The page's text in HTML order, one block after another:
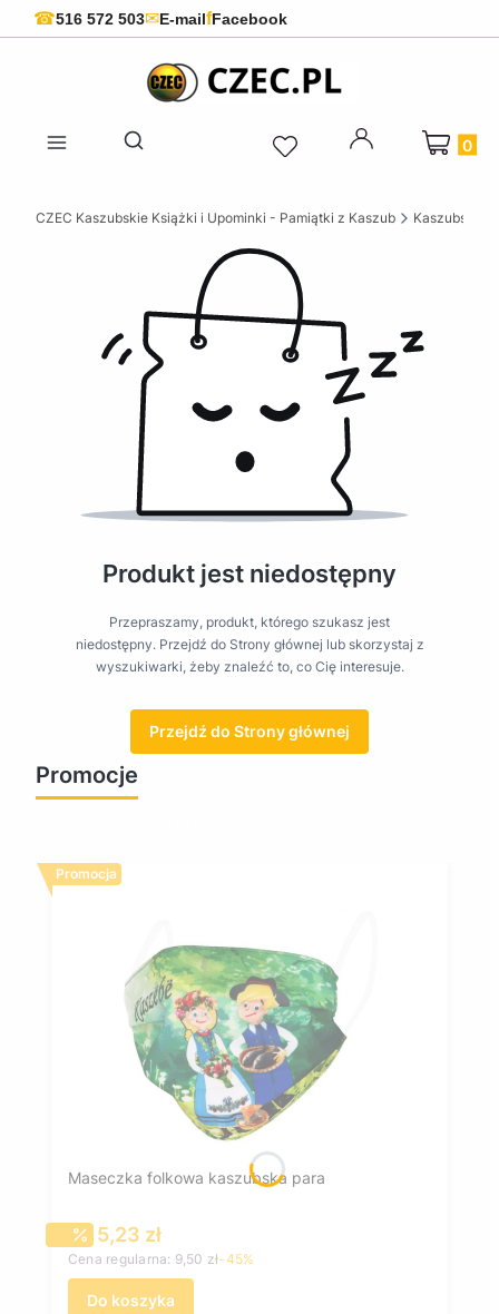
☎516 572 503✉E-mailfFacebook
Otwórz wyszukiwarkę
Produkty
CZEC Kaszubskie Książki i Upominki - Pamiątki z Kaszub Kaszubskie
Produkt jest niedostępny
Przepraszamy, produkt, którego szukasz jest
niedostępny. Przejdź do Strony głównej lub skorzystaj z
wyszukiwarki, żeby znaleźć to, co Cię interesuje.
Przejdź do Strony głównej
Promocje
Promocja
Maseczka folkowa kaszubska para
Cena promocyjna
5,23 zł
Cena regularna: 9,50 zł-45%
Do koszyka